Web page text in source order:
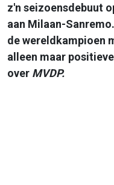
z'n seizoensdebuut
aan Milaan-
de wereldkampioen
alleen maar
over MVDP.